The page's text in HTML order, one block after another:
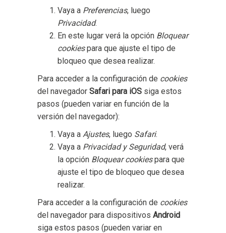
Vaya a Preferencias, luego
Privacidad.
En este lugar verá la opción Bloquear
cookiespara que ajuste el tipo de
bloqueo que desea realizar.
Para acceder a la configuración de cookies
del navegador Safari para iOS siga estos
pasos (pueden variar en función de la
versión del navegador):
Vaya a Ajustes, luego Safari.
Vaya a Privacidad y Seguridad, verá
la opción Bloquear cookiespara que
ajuste el tipo de bloqueo que desea
realizar.
Para acceder a la configuración de cookies
del navegador para dispositivos Android
siga estos pasos (pueden variar en